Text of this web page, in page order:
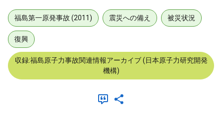
福島第一原発事故 (2011) 震災への備え 被災状況
復興
収録:福島原子力事故関連情報アーカイブ (日本原子力研究開発
機構)